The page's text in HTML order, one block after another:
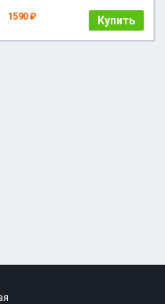
1590 ₽ Купить